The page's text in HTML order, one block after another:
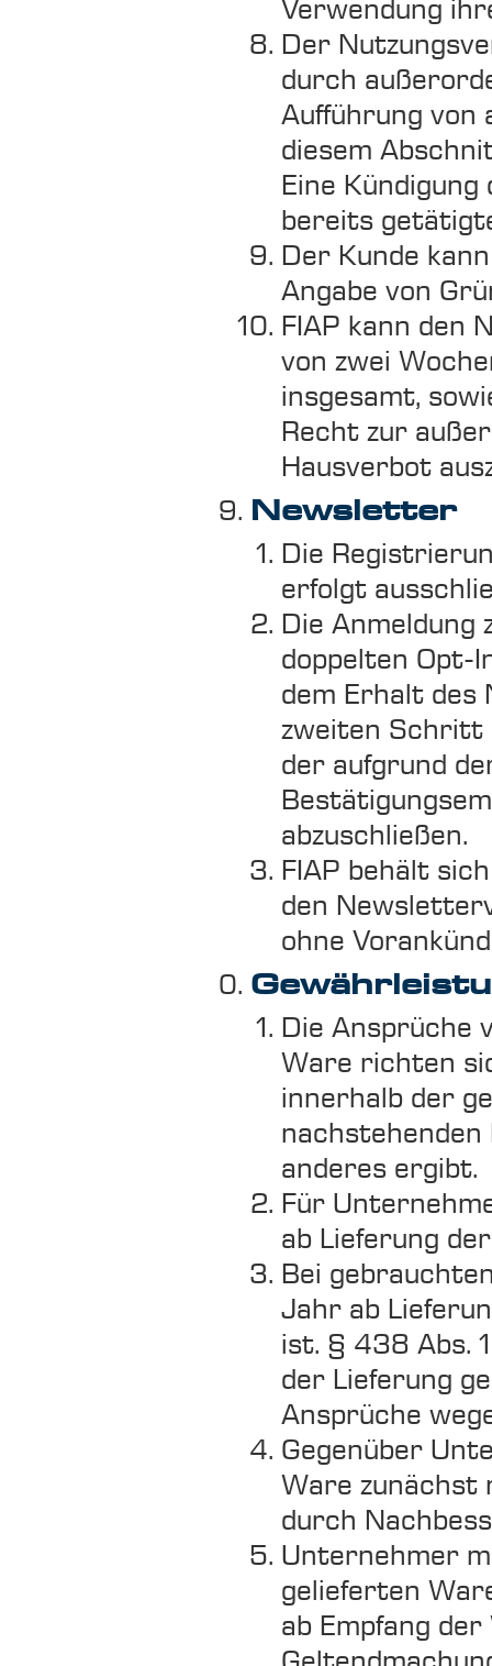
Verwendung
Der
durch
Aufführung von
diesem
Eine
bereits
Der Kunde
Angabe von
FIAP kann den
von zwei
insgesamt,
Recht zur
Hausverbot
Newsletter
Die
erfolgt
Die Anmeldung
doppelten Opt-
dem Erhalt des
zweiten Schritt
der aufgrund
abzuschließen.
FIAP behält
den
ohne
Die Ansprüche
Ware richten
innerhalb der
anderes ergibt.
Für
ab Lieferung
Bei
Jahr ab
ist. § 438 Abs.
der Lieferung
Ansprüche
Gegenüber
Ware zunächst
durch
Unternehmer
gelieferten
ab Empfang